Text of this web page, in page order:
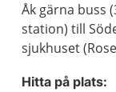
Åk gärna buss
station) till
sjukhuset
Hitta på plats: